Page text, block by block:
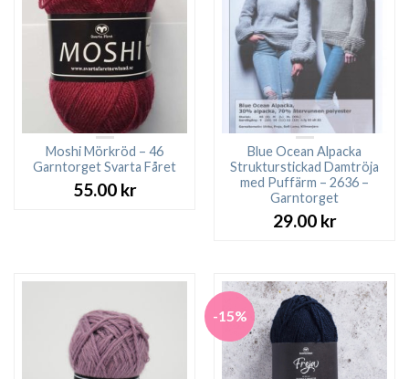
Moshi Mörkröd – 46
Garntorget Svarta Fåret
55.00 kr
Blue Ocean Alpacka
Strukturstickad Damtröja
med Puffärm – 2636 –
Garntorget
29.00 kr
-15%